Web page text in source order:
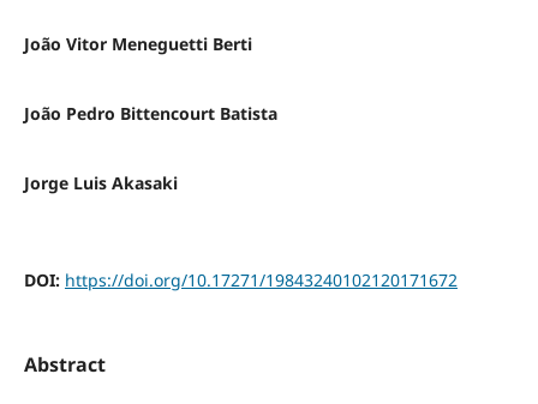
João Vitor Meneguetti Berti
João Pedro Bittencourt Batista
Jorge Luis Akasaki
DOI: https://doi.org/10.17271/19843240102120171672
Abstract